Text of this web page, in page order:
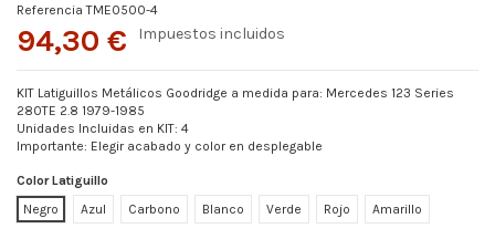
Referencia TME0500-4
94,30 € Impuestos incluidos
KIT Latiguillos Metálicos Goodridge a medida para: Mercedes 123 Series
280TE 2.8 1979-1985
Unidades Incluidas en KIT: 4
Importante: Elegir acabado y color en desplegable
Color Latiguillo
Negro
Azul Carbono Blanco Verde Rojo Amarillo